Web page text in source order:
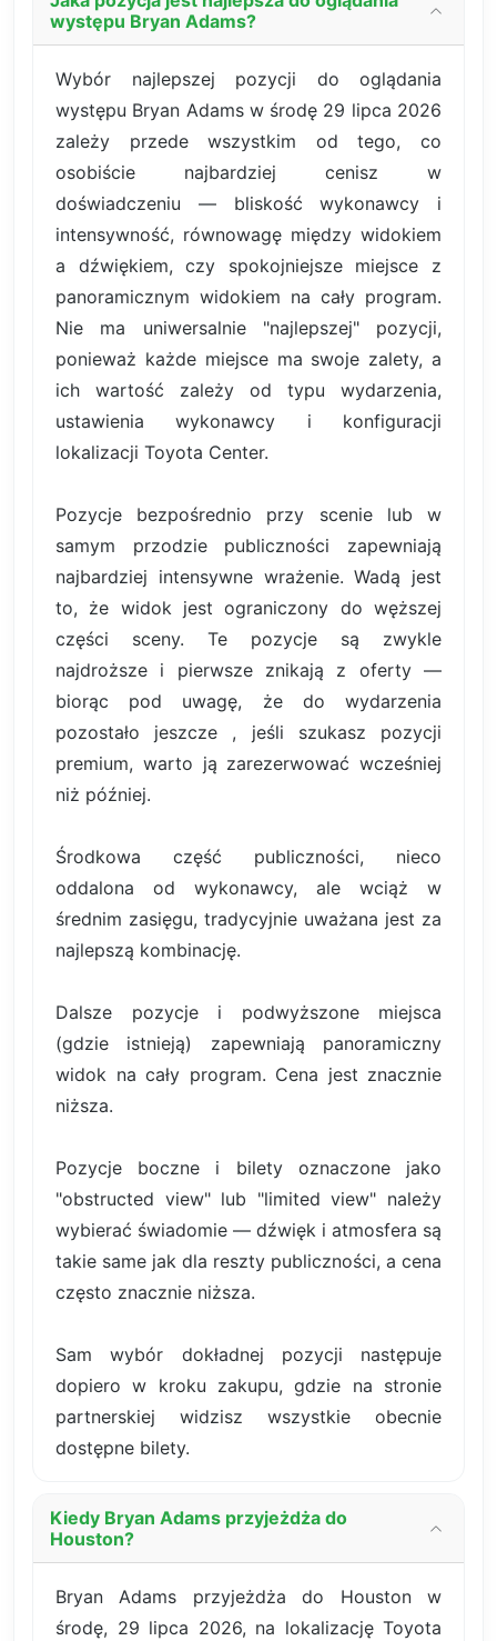
występu Bryan Adams?
Wybór najlepszej pozycji do oglądania
występu Bryan Adams w środę 29 lipca 2026
zależy przede wszystkim od tego, co
osobiście najbardziej cenisz w
doświadczeniu — bliskość wykonawcy i
intensywność, równowagę między widokiem
a dźwiękiem, czy spokojniejsze miejsce z
panoramicznym widokiem na cały program.
Nie ma uniwersalnie "najlepszej" pozycji,
ponieważ każde miejsce ma swoje zalety, a
ich wartość zależy od typu wydarzenia,
ustawienia wykonawcy i konfiguracji
lokalizacji Toyota Center.
Pozycje bezpośrednio przy scenie lub w
samym przodzie publiczności zapewniają
najbardziej intensywne wrażenie. Wadą jest
to, że widok jest ograniczony do węższej
części sceny. Te pozycje są zwykle
najdroższe i pierwsze znikają z oferty —
biorąc pod uwagę, że do wydarzenia
pozostało jeszcze , jeśli szukasz pozycji
premium, warto ją zarezerwować wcześniej
niż później.
Środkowa część publiczności, nieco
oddalona od wykonawcy, ale wciąż w
średnim zasięgu, tradycyjnie uważana jest za
najlepszą kombinację.
Dalsze pozycje i podwyższone miejsca
(gdzie istnieją) zapewniają panoramiczny
widok na cały program. Cena jest znacznie
niższa.
Pozycje boczne i bilety oznaczone jako
"obstructed view" lub "limited view" należy
wybierać świadomie — dźwięk i atmosfera są
takie same jak dla reszty publiczności, a cena
często znacznie niższa.
Sam wybór dokładnej pozycji następuje
dopiero w kroku zakupu, gdzie na stronie
partnerskiej widzisz wszystkie obecnie
dostępne bilety.
Kiedy Bryan Adams przyjeżdża do
Houston?
Bryan Adams przyjeżdża do Houston w
środę, 29 lipca 2026, na lokalizację Toyota